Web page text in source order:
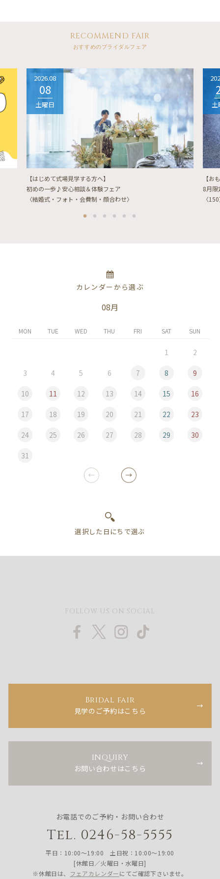
RECOMMEND FAIR
おすすめのブライダルフェア
2026.08
08
土曜日
【はじめて式場見学する方へ】
初めの一歩♪安心相談＆体験フェア
〈結婚式・フォト・会費制・顔合わせ〉
土
【お
8月限
〈
カレンダーから選ぶ
08月
MON TUE WED THU FRI SAT SUN
1 2
3 4 5 6 7 8 9
10 11 12 13 14 15 16
17 18 19 20 21 22 23
24 25 26 27 28 29 30
31
FOLLOW US ON SOCIAL
Bridal fair
見学のご予約はこちら
INQUIRY
お問い合わせはこちら
お電話でのご予約・お問い合わせ
Tel. 0246-58-5555
平日：10:00〜19:00 土日祝：10:00〜19:00
[休館日／火曜日・水曜日]
※休館日は、 フェアカレンダーにてご確認下さいませ。